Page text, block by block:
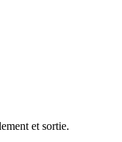
et sortie.